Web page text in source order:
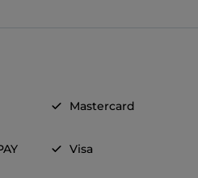
Mastercard
Visa